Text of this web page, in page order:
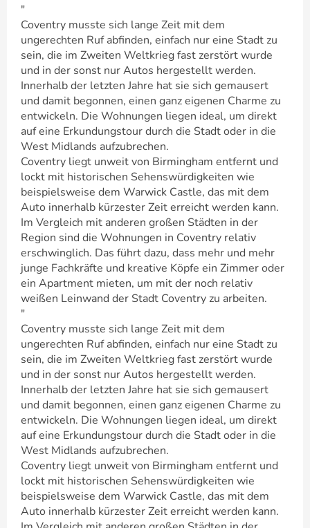
"
Coventry musste sich lange Zeit mit dem
ungerechten Ruf abfinden, einfach nur eine Stadt zu
sein, die im Zweiten Weltkrieg fast zerstört wurde
und in der sonst nur Autos hergestellt werden.
Innerhalb der letzten Jahre hat sie sich gemausert
und damit begonnen, einen ganz eigenen Charme zu
entwickeln. Die Wohnungen liegen ideal, um direkt
auf eine Erkundungstour durch die Stadt oder in die
West Midlands aufzubrechen.
Coventry liegt unweit von Birmingham entfernt und
lockt mit historischen Sehenswürdigkeiten wie
beispielsweise dem Warwick Castle, das mit dem
Auto innerhalb kürzester Zeit erreicht werden kann.
Im Vergleich mit anderen großen Städten in der
Region sind die Wohnungen in Coventry relativ
erschwinglich. Das führt dazu, dass mehr und mehr
junge Fachkräfte und kreative Köpfe ein Zimmer oder
ein Apartment mieten, um mit der noch relativ
weißen Leinwand der Stadt Coventry zu arbeiten.
"
Coventry musste sich lange Zeit mit dem
ungerechten Ruf abfinden, einfach nur eine Stadt zu
sein, die im Zweiten Weltkrieg fast zerstört wurde
und in der sonst nur Autos hergestellt werden.
Innerhalb der letzten Jahre hat sie sich gemausert
und damit begonnen, einen ganz eigenen Charme zu
entwickeln. Die Wohnungen liegen ideal, um direkt
auf eine Erkundungstour durch die Stadt oder in die
West Midlands aufzubrechen.
Coventry liegt unweit von Birmingham entfernt und
lockt mit historischen Sehenswürdigkeiten wie
beispielsweise dem Warwick Castle, das mit dem
Auto innerhalb kürzester Zeit erreicht werden kann.